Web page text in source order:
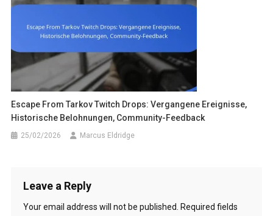
Escape From Tarkov Twitch Drops: Vergangene Ereignisse,
Historische Belohnungen, Community-Feedback
25/02/2026 Marcus Eldridge
Leave a Reply
Your email address will not be published.
Required fields